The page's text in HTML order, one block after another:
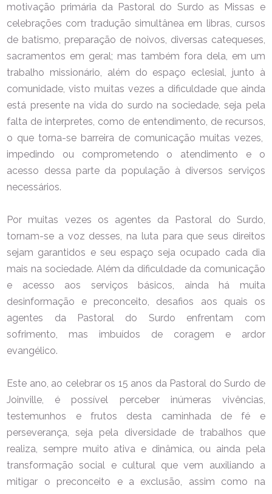
motivação primária da Pastoral do Surdo as Missas e
celebrações com tradução simultânea em libras, cursos
de batismo, preparação de noivos, diversas catequeses,
sacramentos em geral; mas também fora dela, em um
trabalho missionário, além do espaço eclesial, junto à
comunidade, visto muitas vezes a dificuldade que ainda
está presente na vida do surdo na sociedade, seja pela
falta de interpretes, como de entendimento, de recursos,
o que torna-se barreira de comunicação muitas vezes,
impedindo ou comprometendo o atendimento e o
acesso dessa parte da população à diversos serviços
necessários.
Por muitas vezes os agentes da Pastoral do Surdo,
tornam-se a voz desses, na luta para que seus direitos
sejam garantidos e seu espaço seja ocupado cada dia
mais na sociedade. Além da dificuldade da comunicação
e acesso aos serviços básicos, ainda há muita
desinformação e preconceito, desafios aos quais os
agentes da Pastoral do Surdo enfrentam com
sofrimento, mas imbuídos de coragem e ardor
evangélico.
Este ano, ao celebrar os 15 anos da Pastoral do Surdo de
Joinville, é possível perceber inúmeras vivências,
testemunhos e frutos desta caminhada de fé e
perseverança, seja pela diversidade de trabalhos que
realiza, sempre muito ativa e dinâmica, ou ainda pela
transformação social e cultural que vem auxiliando a
mitigar o preconceito e a exclusão, assim como na